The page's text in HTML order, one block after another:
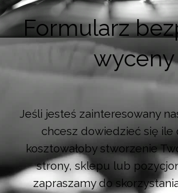
Formularz
wyceny
Jeśli jesteś zainteresowany
chcesz dowiedzieć się ile
kosztowałoby stworzenie
strony, sklepu lub
zapraszamy do